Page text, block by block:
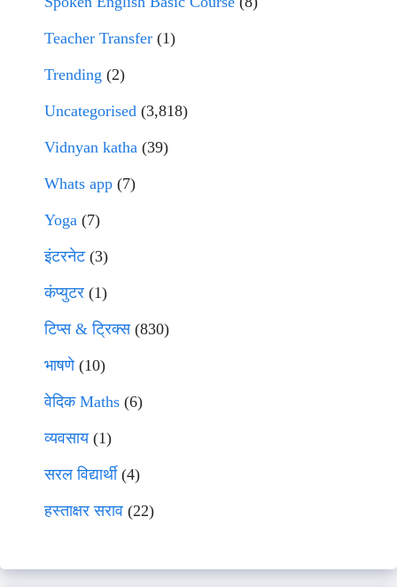
Teacher Transfer (1)
Trending (2)
Uncategorised (3,818)
Vidnyan katha (39)
Whats app (7)
Yoga (7)
इंटरनेट(3)
कंप्युटर (1)
टिप्स & ट्रिक्स(830)
भाषणे(10)
वेदिक Maths (6)
व्यवसाय(1)
सरल विद्यार्थी(4)
हस्ताक्षर सराव (22)